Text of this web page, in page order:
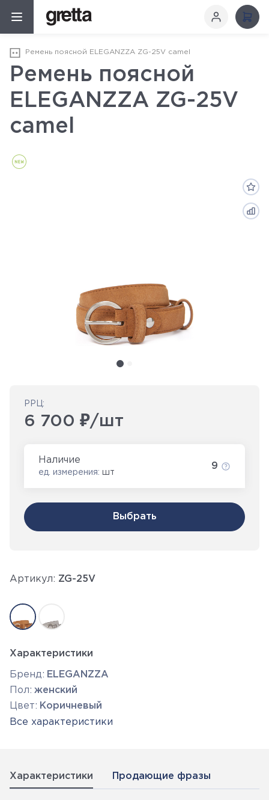
Ремень поясной ELEGANZZA ZG-25V camel
Ремень поясной
ELEGANZZA ZG-25V
camel
Артикул: ZG-25V
Характеристики
Бренд: ELEGANZZA
Пол: женский
Цвет: Коричневый
Все характеристики
РРЦ:
6 700 ₽/шт
Наличие
ед. измерения: шт
9
Выбрать
Характеристики Продающие фразы